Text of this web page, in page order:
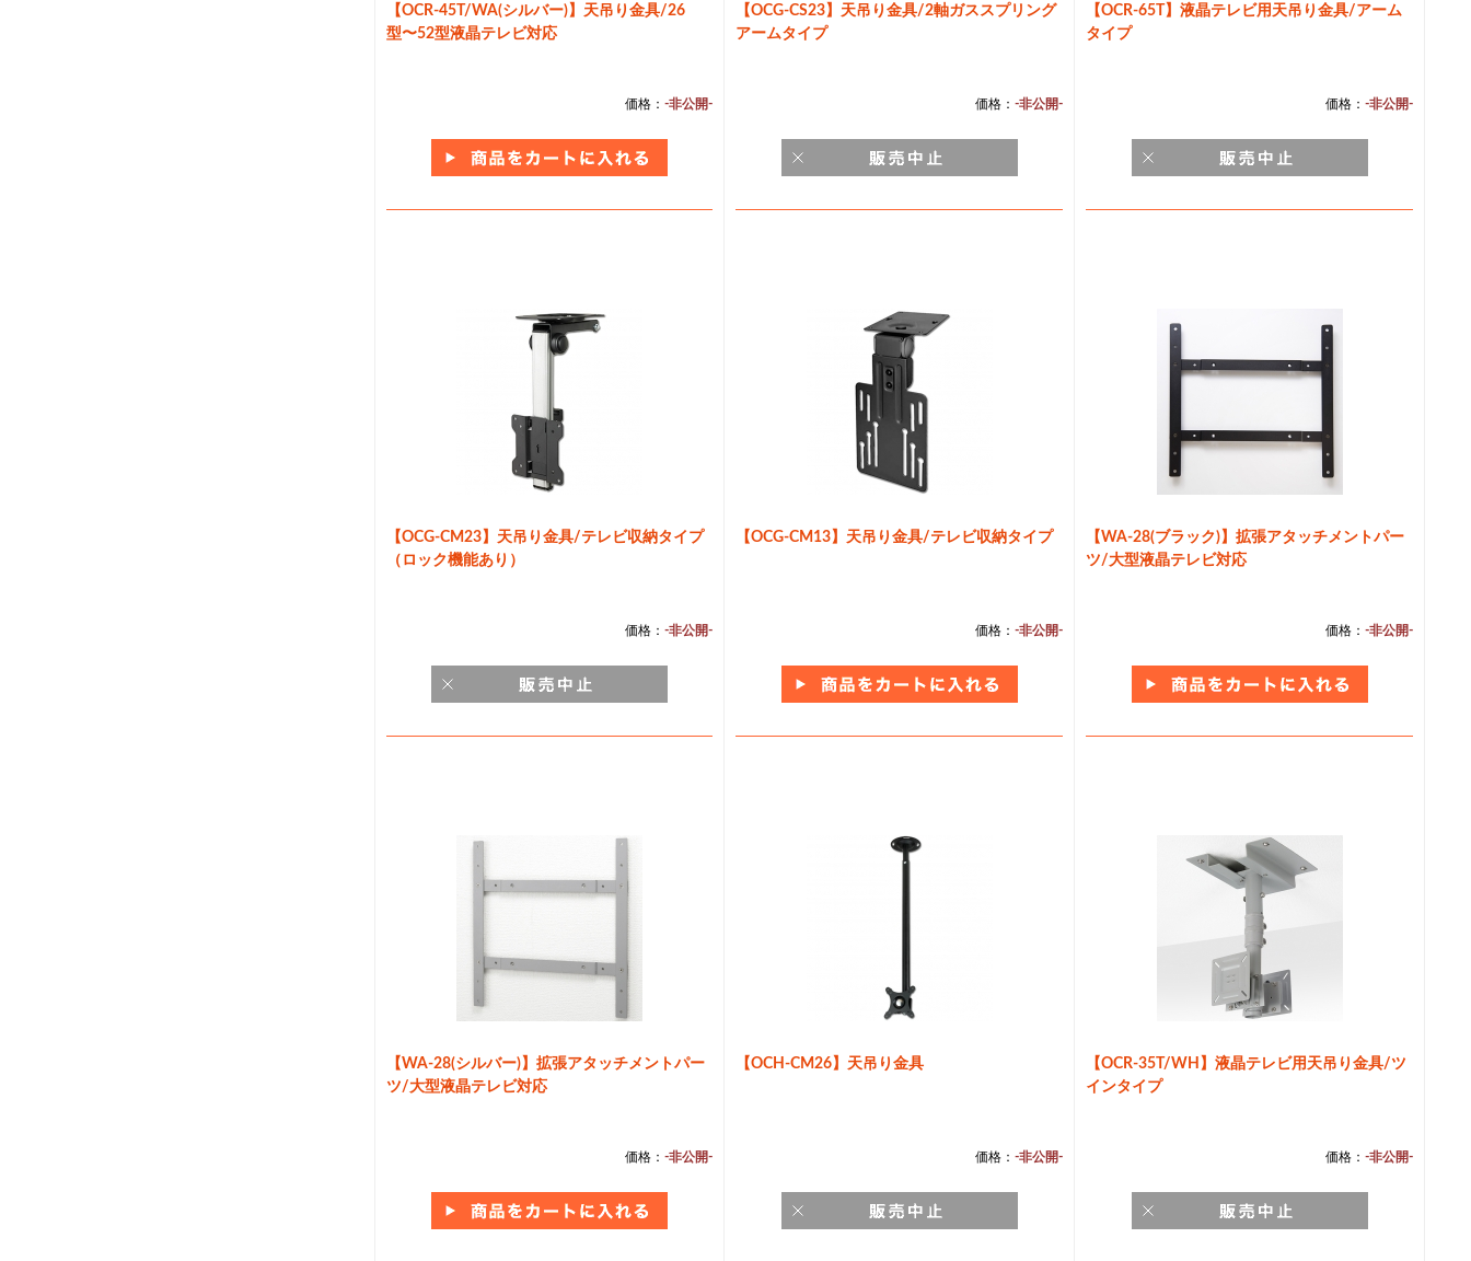
【OCR-45T/WA(シルバー)】天吊り金具/26
型〜52型液晶テレビ対応
価格： -非公開-
【OCG-CS23】天吊り金具/2軸ガススプリング
アームタイプ
価格： -非公開-
【OCR-65T】液晶テレビ用天吊り金具/アーム
タイプ
価格： -非公開-
【OCG-CM23】天吊り金具/テレビ収納タイプ
（ロック機能あり）
価格： -非公開-
【OCG-CM13】天吊り金具/テレビ収納タイプ
価格： -非公開-
【WA-28(ブラック)】拡張アタッチメントパー
ツ/大型液晶テレビ対応
価格： -非公開-
【WA-28(シルバー)】拡張アタッチメントパー
ツ/大型液晶テレビ対応
価格： -非公開-
【OCH-CM26】天吊り金具
価格： -非公開-
【OCR-35T/WH】液晶テレビ用天吊り金具/ツ
インタイプ
価格： -非公開-